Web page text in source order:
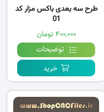
طرح سه بعدی باکس مزار کد
01
۴۰۰,۰۰۰ تومان
توضیحات
خرید